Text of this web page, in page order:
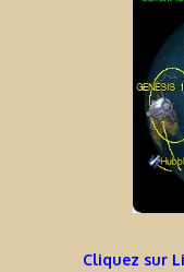
Cliquez sur